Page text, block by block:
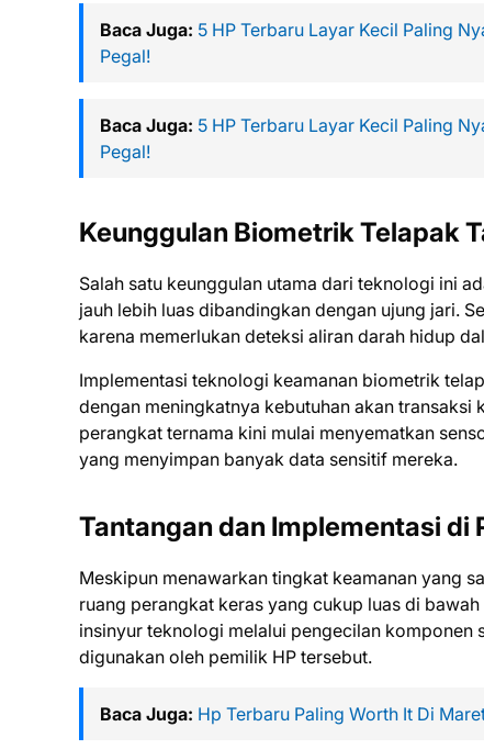
Baca Juga: 5 HP Terbaru Layar Kecil Paling
Pegal!
Baca Juga: 5 HP Terbaru Layar Kecil Paling
Pegal!
Keunggulan Biometrik Telapak
Salah satu keunggulan utama dari teknologi ini
jauh lebih luas dibandingkan dengan ujung jari.
karena memerlukan deteksi aliran darah hidup
Implementasi teknologi keamanan biometrik
dengan meningkatnya kebutuhan akan
perangkat ternama kini mulai menyematkan
yang menyimpan banyak data sensitif mereka.
Tantangan dan Implementasi di
Meskipun menawarkan tingkat keamanan yang
ruang perangkat keras yang cukup luas di
insinyur teknologi melalui pengecilan komponen
digunakan oleh pemilik HP tersebut.
Baca Juga: Hp Terbaru Paling Worth It Di